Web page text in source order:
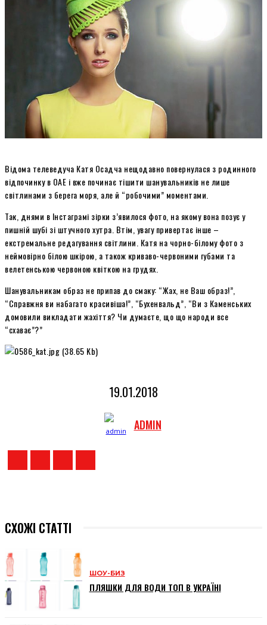
Відома телеведуча Катя Осадча нещодавно повернулася з родинного
відпочинку в ОАЕ і вже починає тішити шанувальників не лише
світлинами з берега моря, але й “робочими” моментами.
Так, днями в Інстаграмі зірки з’явилося фото, на якому вона позує у
пишній шубі зі штучного хутра. Втім, увагу привертає інше –
екстремальне редагування світлини. Катя на чорно-білому фото з
неймовірно білою шкірою, а також криваво-червоними губами та
велетенською червоною квіткою на грудях.
Шанувальникам образ не припав до смаку: “Жах, не Ваш образ!”,
“Справжня ви набагато красивіша!”, “Бухенвальд”, “Ви з Каменських
домовили викладати жахіття? Чи думаєте, що що народи все
“схаває”?”
19.01.2018
ADMIN
СХОЖІ СТАТТІ
ШОУ-БИЗ
ПЛЯШКИ ДЛЯ ВОДИ ТОП В УКРАЇНІ